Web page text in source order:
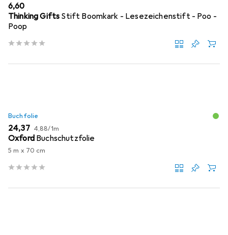
EUR
6,60
Thinking Gifts Stift Boomkark - Lesezeichenstift - Poo -
Poop
Buchfolie
EUR
24,37 EUR
4,88/1m
Oxford Buchschutzfolie
5 m x 70 cm